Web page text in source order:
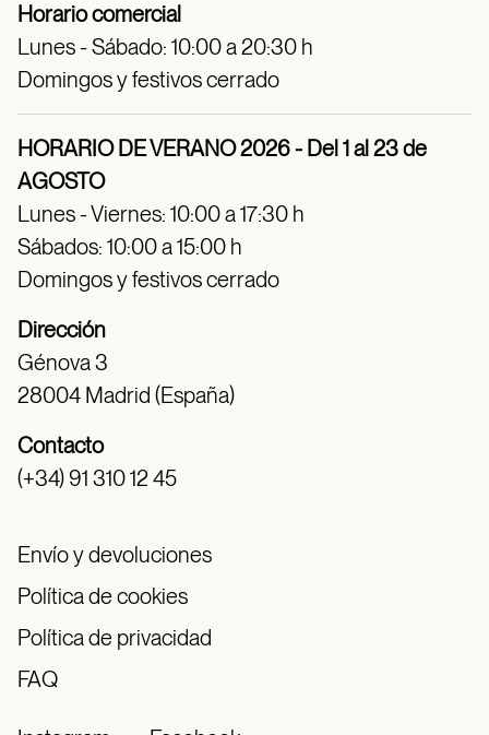
Horario comercial
Lunes - Sábado: 10:00 a 20:30 h
Domingos y festivos cerrado
HORARIO DE VERANO 2026 - Del 1 al 23 de
AGOSTO
Lunes - Viernes: 10:00 a 17:30 h
Sábados: 10:00 a 15:00 h
Domingos y festivos cerrado
Dirección
Génova 3
28004 Madrid (España)
Contacto
(+34) 91 310 12 45
Envío y devoluciones
Política de cookies
Política de privacidad
FAQ